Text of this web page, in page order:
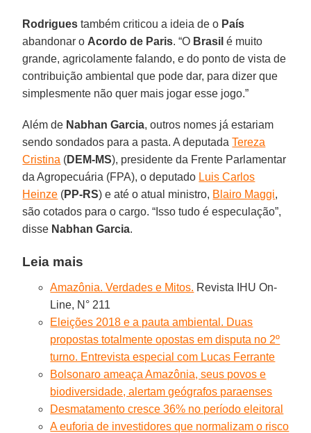
Rodrigues também criticou a ideia de o País
abandonar o Acordo de Paris. “O Brasil é muito
grande, agricolamente falando, e do ponto de vista de
contribuição ambiental que pode dar, para dizer que
simplesmente não quer mais jogar esse jogo.”
Além de Nabhan Garcia, outros nomes já estariam
sendo sondados para a pasta. A deputadaTereza
Cristina (DEM-MS), presidente da Frente Parlamentar
da Agropecuária (FPA), o deputado Luis Carlos
Heinze (PP-RS) e até o atual ministro, Blairo Maggi,
são cotados para o cargo. “Isso tudo é especulação”,
disse Nabhan Garcia.
Leia mais
Amazônia. Verdades e Mitos. Revista IHU On-
Line, N° 211
Eleições 2018 e a pauta ambiental. Duas
propostas totalmente opostas em disputa no 2º
turno. Entrevista especial com Lucas Ferrante
Bolsonaro ameaça Amazônia, seus povos e
biodiversidade, alertam geógrafos paraenses
Desmatamento cresce 36% no período eleitoral
A euforia de investidores que normalizam o risco